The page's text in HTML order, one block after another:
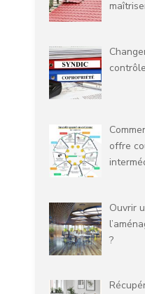
offre
Ouvrir
?